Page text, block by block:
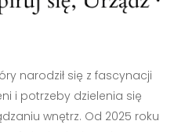
narodził się z fascynacji
i potrzeby dzielenia się
wnętrz. Od 2025 roku